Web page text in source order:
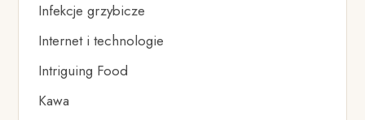
Infekcje grzybicze
Internet i technologie
Intriguing Food
Kawa